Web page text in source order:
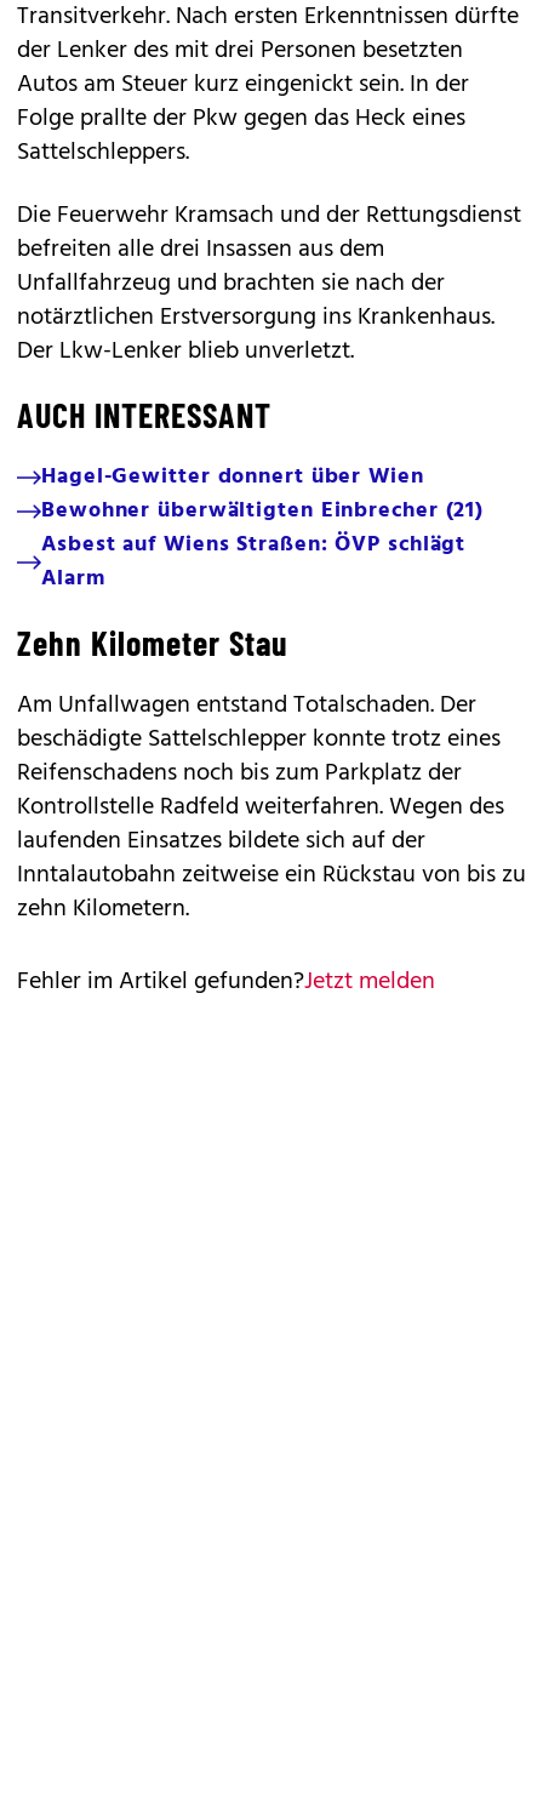
Transitverkehr. Nach ersten Erkenntnissen dürfte
der Lenker des mit drei Personen besetzten
Autos am Steuer kurz eingenickt sein. In der
Folge prallte der Pkw gegen das Heck eines
Sattelschleppers.
Die Feuerwehr Kramsach und der Rettungsdienst
befreiten alle drei Insassen aus dem
Unfallfahrzeug und brachten sie nach der
notärztlichen Erstversorgung ins Krankenhaus.
Der Lkw-Lenker blieb unverletzt.
AUCH INTERESSANT
Hagel-Gewitter donnert über Wien
Bewohner überwältigten Einbrecher (21)
Asbest auf Wiens Straßen: ÖVP schlägt
Alarm
Zehn Kilometer Stau
Am Unfallwagen entstand Totalschaden. Der
beschädigte Sattelschlepper konnte trotz eines
Reifenschadens noch bis zum Parkplatz der
Kontrollstelle Radfeld weiterfahren. Wegen des
laufenden Einsatzes bildete sich auf der
Inntalautobahn zeitweise ein Rückstau von bis zu
zehn Kilometern.
Fehler im Artikel gefunden?Jetzt melden